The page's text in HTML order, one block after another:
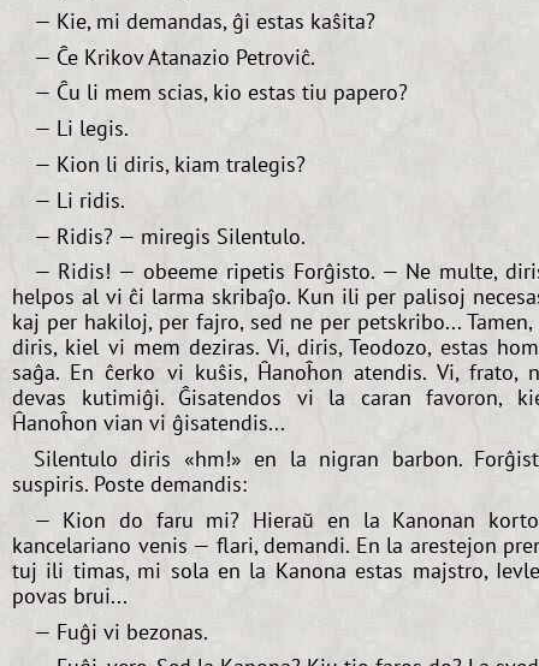
— Kie, mi demandas, ĝi estas kaŝita?
— Ĉe Krikov Atanazio Petroviĉ.
— Ĉu li mem scias, kio estas tiu papero?
— Li legis.
— Kion li diris, kiam tralegis?
— Li ridis.
— Ridis? — miregis Silentulo.
— Ridis! — obeeme ripetis Forĝisto. — Ne multe,
helpos al vi ĉi larma skribaĵo. Kun ili per palisoj
kaj per hakiloj, per fajro, sed ne per petskribo...
diris, kiel vi mem deziras. Vi, diris, Teodozo, estas
saĝa. En ĉerko vi kuŝis, Ĥanoĥon atendis. Vi, frato,
devas kutimiĝi. Ĝisatendos vi la caran favoron,
Ĥanoĥon vian vi ĝisatendis...
Silentulo diris «hm!» en la nigran barbon.
suspiris. Poste demandis:
— Kion do faru mi? Hieraŭ en la Kanonan
kancelariano venis — flari, demandi. En la arestejon
tuj ili timas, mi sola en la Kanona estas majstro,
povas brui...
— Fuĝi vi bezonas.